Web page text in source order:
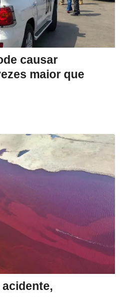
causar
maior que